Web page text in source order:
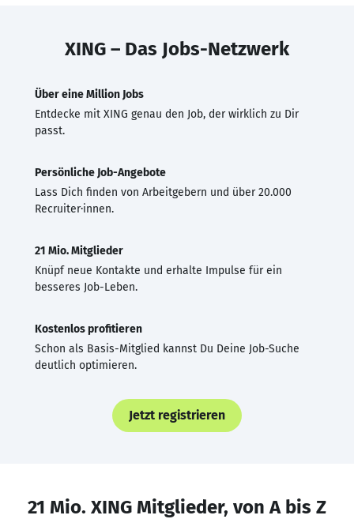
XING – Das Jobs-Netzwerk
Über eine Million Jobs
Entdecke mit XING genau den Job, der wirklich zu Dir
passt.
Persönliche Job-Angebote
Lass Dich finden von Arbeitgebern und über 20.000
Recruiter·innen.
21 Mio. Mitglieder
Knüpf neue Kontakte und erhalte Impulse für ein
besseres Job-Leben.
Kostenlos profitieren
Schon als Basis-Mitglied kannst Du Deine Job-Suche
deutlich optimieren.
Jetzt registrieren
21 Mio. XING Mitglieder, von A bis Z